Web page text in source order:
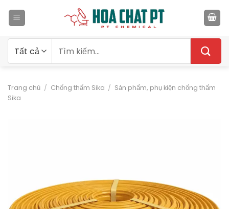
qua
kiếm:
Trang chủ / Chống thấm Sika / Sản phẩm, phụ kiện chống thấm
Sika